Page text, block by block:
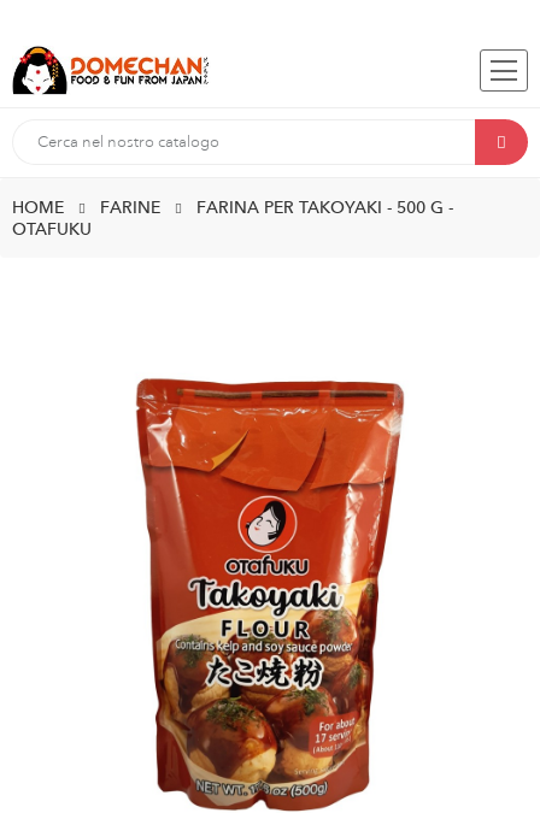
HOME FARINE
FARINA PER TAKOYAKI - 500 G -
OTAFUKU